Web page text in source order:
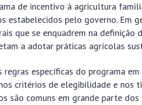
de incentivo à agricultura
estabelecidos pelo governo. Em
que se enquadrem na
a adotar práticas agrícolas
específicas do programa
critérios de elegibilidade e nos
são comuns em grande parte